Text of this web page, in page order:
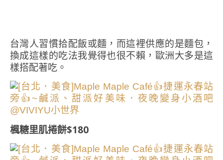
台灣人習慣拾配飯或麵，而這裡供應的是麵包，
換成這樣的吃法我覺得也很不賴，歐洲大多是這
樣搭配著吃。
楓糖里肌捲餅$180